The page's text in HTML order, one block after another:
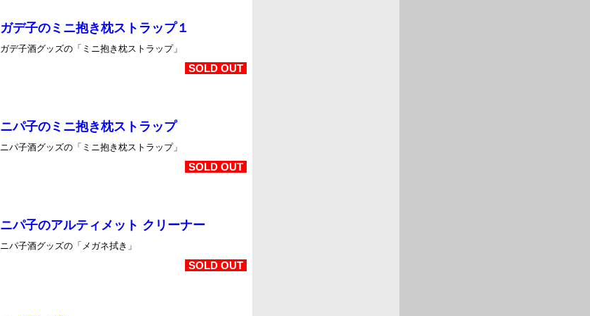
ガデ子のミニ抱き枕ストラップ１
ガデ子酒グッズの「ミニ抱き枕ストラップ」
SOLD OUT
ニパ子のミニ抱き枕ストラップ
ニパ子酒グッズの「ミニ抱き枕ストラップ」
SOLD OUT
ニパ子のアルティメット クリーナー
ニパ子酒グッズの「メガネ拭き」
SOLD OUT